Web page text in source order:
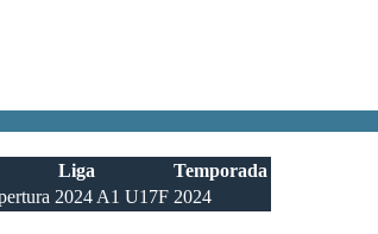
Liga
Temporada
2024 A1 U17F 2024